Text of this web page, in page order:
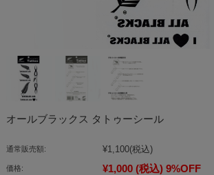
オールブラックス タトゥーシール
通常販売額: ¥1,100(税込)
価格: ¥1,000 (税込) 9%OFF